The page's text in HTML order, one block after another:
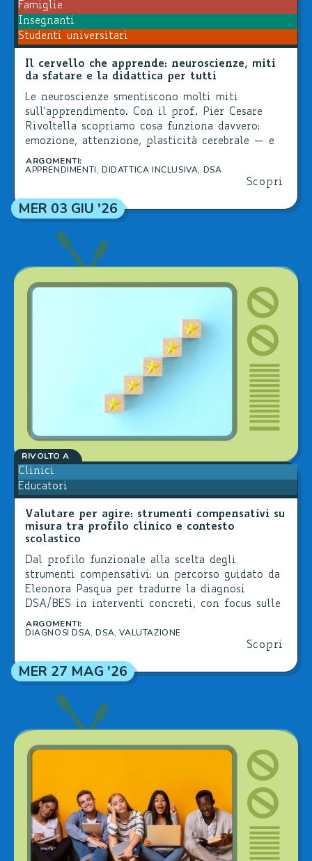
Famiglie
Insegnanti
Studenti universitari
Il cervello che apprende: neuroscienze, miti
da sfatare e la didattica per tutti
Le neuroscienze smentiscono molti miti
sull'apprendimento. Con il prof. Pier Cesare
Rivoltella scopriamo cosa funziona davvero:
emozione, attenzione, plasticità cerebrale — e
cosa cambia in classe per tutti, DSA compresi.
ARGOMENTI:
APPRENDIMENTI,DIDATTICA INCLUSIVA, DSA
Scopri
MER 03 GIU '26
RIVOLTO A
Clinici
Educatori
Valutare per agire: strumenti compensativi su
misura tra profilo clinico e contesto
scolastico
Dal profilo funzionale alla scelta degli
strumenti compensativi: un percorso guidato da
Eleonora Pasqua per tradurre la diagnosi
DSA/BES in interventi concreti, con focus sulle
risorse digitali in contesto scolastico.
ARGOMENTI:
DIAGNOSI DSA,DSA,VALUTAZIONE
Scopri
MER 27 MAG '26